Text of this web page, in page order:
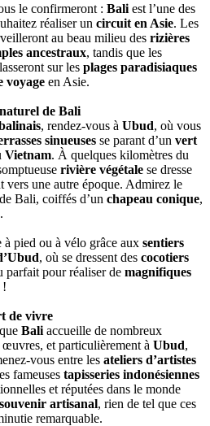
le confirmeront : Bali est l’une des
réaliser un circuit en Asie. Les
au beau milieu des rizières
ancestraux, tandis que les
sur les plages paradisiaques
voyage en Asie.
de Bali
, rendez-vous à Ubud, où vous
sinueuses se parant d’un vert
Vietnam. À quelques kilomètres du
rivière végétale se dresse
vers une autre époque. Admirez le
Bali, coiffés d’un chapeau conique,
pied ou à vélo grâce aux sentiers
, où se dressent des cocotiers
parfait pour réaliser de magnifiques
!
de vivre
Bali accueille de nombreux
et particulièrement à Ubud,
vous entre les ateliers d’artistes
fameuses tapisseries indonésiennes
et réputées dans le monde
souvenir artisanal, rien de tel que ces
remarquable.